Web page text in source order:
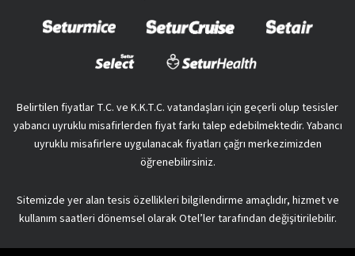
Belirtilen fiyatlar T.C. ve K.K.T.C. vatandaşları için geçerli olup tesisler
yabancı uyruklu misafirlerden fiyat farkı talep edebilmektedir. Yabancı
uyruklu misafirlere uygulanacak fiyatları çağrı merkezimizden
öğrenebilirsiniz.
Sitemizde yer alan tesis özellikleri bilgilendirme amaçlıdır, hizmet ve
kullanım saatleri dönemsel olarak Otel’ler tarafından değişitirilebilir.